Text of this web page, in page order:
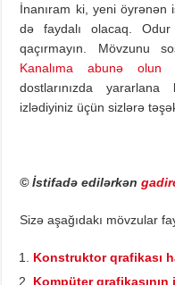
İnanıram ki, yeni
də faydalı olacaq.
qaçırmayın. Mövzunu
Kanalıma abunə olun
dostlarınızda yararlana
izlədiyiniz üçün sizlərə
© İstifadə edilərkən
Sizə aşağıdakı mövzular
Konstruktor qrafikası
Kompüter